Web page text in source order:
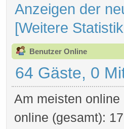
Anzeigen der
[Weitere
Benutzer Online
64 Gäste, 0
Am meisten
online (gesamt):